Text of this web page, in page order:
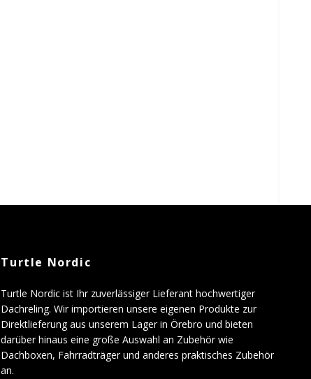
Turtle Nordic
Turtle Nordic ist Ihr zuverlässiger Lieferant hochwertiger
Dachreling. Wir importieren unsere eigenen Produkte zur
Direktlieferung aus unserem Lager in Örebro und bieten
darüber hinaus eine große Auswahl an Zubehör wie
Dachboxen, Fahrradträger und anderes praktisches Zubehör
an.